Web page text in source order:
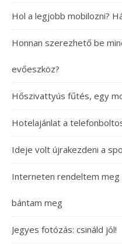
Hol a legjobb mobilozni?
Honnan szerezhető be
evőeszköz?
Hőszivattyús fűtés, egy
Hotelajánlat a
Ideje volt újrakezdeni a
Interneten rendeltem meg
bántam meg
Jegyes fotózás: csináld jól!